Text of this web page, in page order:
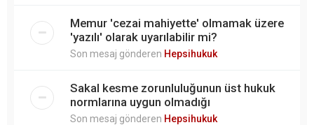
Memur 'cezai mahiyette' olmamak üzere
'yazılı' olarak uyarılabilir mi?
Son mesaj gönderen Hepsihukuk
Sakal kesme zorunluluğunun üst hukuk
normlarına uygun olmadığı
Son mesaj gönderen Hepsihukuk